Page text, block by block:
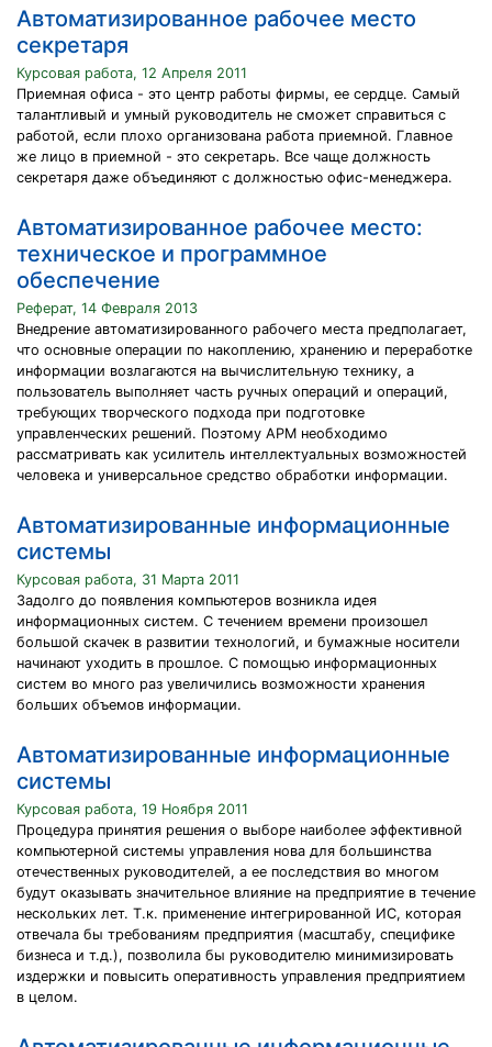
Автоматизированное рабочее место
секретаря
Курсовая работа, 12 Апреля 2011
Приемная офиса - это центр работы фирмы, ее сердце. Самый
талантливый и умный руководитель не сможет справиться с
работой, если плохо организована работа приемной. Главное
же лицо в приемной - это секретарь. Все чаще должность
секретаря даже объединяют с должностью офис-менеджера.
Автоматизированное рабочее место:
техническое и программное
обеспечение
Реферат, 14 Февраля 2013
Внедрение автоматизированного рабочего места предполагает,
что основные операции по накоплению, хранению и переработке
информации возлагаются на вычислительную технику, а
пользователь выполняет часть ручных операций и операций,
требующих творческого подхода при подготовке
управленческих решений. Поэтому АРМ необходимо
рассматривать как усилитель интеллектуальных возможностей
человека и универсальное средство обработки информации.
Автоматизированные информационные
системы
Курсовая работа, 31 Марта 2011
Задолго до появления компьютеров возникла идея
информационных систем. С течением времени произошел
большой скачек в развитии технологий, и бумажные носители
начинают уходить в прошлое. С помощью информационных
систем во много раз увеличились возможности хранения
больших объемов информации.
Автоматизированные информационные
системы
Курсовая работа, 19 Ноября 2011
Процедура принятия решения о выборе наиболее эффективной
компьютерной системы управления нова для большинства
отечественных руководителей, а ее последствия во многом
будут оказывать значительное влияние на предприятие в течение
нескольких лет. Т.к. применение интегрированной ИС, которая
отвечала бы требованиям предприятия (масштабу, специфике
бизнеса и т.д.), позволила бы руководителю минимизировать
издержки и повысить оперативность управления предприятием
в целом.